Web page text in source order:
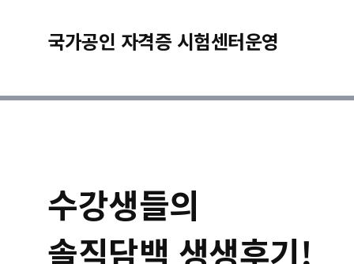
국가공인 자격증 시험센터운영
수강생들의
솔직담백 생생후기!